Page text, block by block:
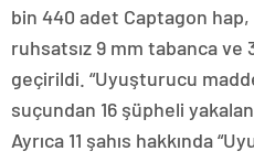
bin 440 adet Captagon
ruhsatsız 9 mm tabanca ve
geçirildi. “Uyuşturucu
suçundan 16 şüpheli
Ayrıca 11 şahıs hakkında